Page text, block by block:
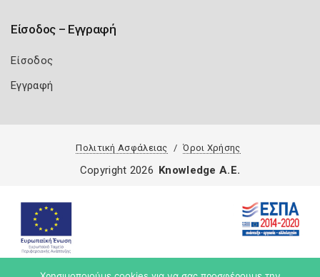
Είσοδος – Εγγραφή
Είσοδος
Εγγραφή
Πολιτική Ασφάλειας Όροι Χρήσης
Copyright 2026 Knowledge A.E.